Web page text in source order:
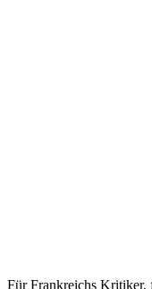
Für Frankreichs Kritiker,